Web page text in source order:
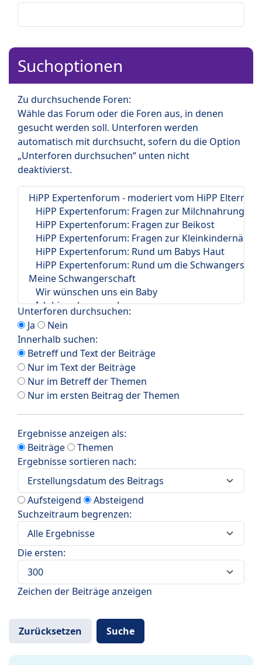
Suchoptionen
Zu durchsuchende Foren:
Wähle das Forum oder die Foren aus, in denen
gesucht werden soll. Unterforen werden
automatisch mit durchsucht, sofern du die Option
„Unterforen durchsuchen“ unten nicht
deaktivierst.
Unterforen durchsuchen:
Ja
Nein
Innerhalb suchen:
Betreff und Text der Beiträge
Nur im Text der Beiträge
Nur im Betreff der Themen
Nur im ersten Beitrag der Themen
Ergebnisse anzeigen als:
Beiträge
Themen
Ergebnisse sortieren nach:
Aufsteigend
Absteigend
Suchzeitraum begrenzen:
Die ersten:
Zeichen der Beiträge anzeigen